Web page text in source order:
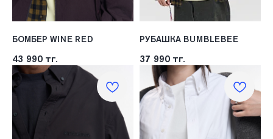
БОМБЕР WINE RED
43 990 тг.
РУБАШКА BUMBLEBEE
37 990 тг.
Оплата
Контакты
Возврат и обмен
B2B